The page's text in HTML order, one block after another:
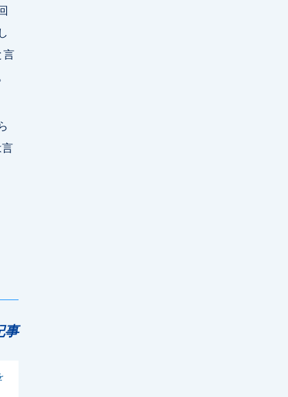
言
事